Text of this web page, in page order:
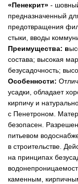
«Пенекрит» -
предназначенный
предотвращения
стыки, вводы
Преимущества: в
состава; высокая
безусадочность; в
Особенности:
усадки, обладает
кирпичу и
с Пенетроном.
безопасен.
питьевом
в строительстве.
на принципах
каменным,